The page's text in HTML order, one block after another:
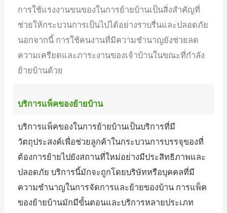
การใช้แรงงานขนของในการย้ายบ้านเป็นสิ่งสำคัญที่
ช่วยให้กระบวนการเป็นไปได้อย่างราบรื่นและปลอดภัย
นอกจากนี้ การใช้คนงานที่มีความชำนาญยังช่วยลด
ความเครียดและภาระงานของเจ้าบ้านในขณะที่กำลัง
ย้ายบ้านด้วย
บริการแพ็คของย้ายบ้าน
บริการแพ็คของในการย้ายบ้านเป็นบริการที่มี
วัตถุประสงค์เพื่อช่วยลูกค้าในกระบวนการบรรจุของที่
ต้องการย้ายไปยังสถานที่ใหม่อย่างมีประสิทธิภาพและ
ปลอดภัย บริการนี้มักจะถูกโดยบริษัทหรือบุคคลที่มี
ความชำนาญในการจัดการและย้ายของบ้าน การแพ็ค
ของย้ายบ้านมักมีขั้นตอนและบริการหลายประเภท